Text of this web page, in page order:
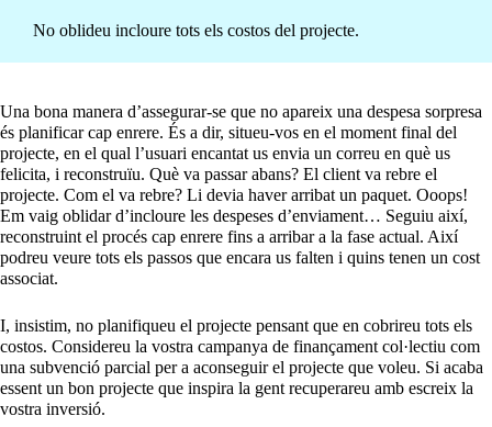
No oblideu incloure tots els costos del projecte.
Una bona manera d’assegurar-se que no apareix una despesa sorpresa
és planificar cap enrere. És a dir, situeu-vos en el moment final del
projecte, en el qual l’usuari encantat us envia un correu en què us
felicita, i reconstruïu. Què va passar abans? El client va rebre el
projecte. Com el va rebre? Li devia haver arribat un paquet. Ooops!
Em vaig oblidar d’incloure les despeses d’enviament… Seguiu així,
reconstruint el procés cap enrere fins a arribar a la fase actual. Així
podreu veure tots els passos que encara us falten i quins tenen un cost
associat.
I, insistim, no planifiqueu el projecte pensant que en cobrireu tots els
costos. Considereu la vostra campanya de finançament col·lectiu com
una subvenció parcial per a aconseguir el projecte que voleu. Si acaba
essent un bon projecte que inspira la gent recuperareu amb escreix la
vostra inversió.